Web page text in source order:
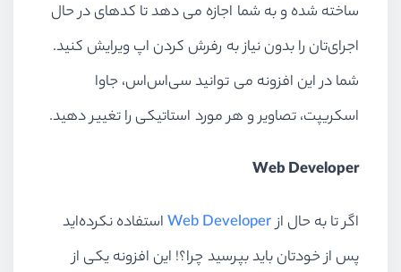
ساخته شده و به شما اجازه می دهد تا کدهای در حال
اجرای‌تان را بدون نیاز به رفرش کردن اپ ویرایش کنید.
شما در این افزونه می توانید سی‌اس‌اس، جاوا
اسکریپت، تصاویر و هر مورد استاتیکی را تغییر دهید.
Web Developer
اگر تا به حال ازWeb Developerاستفاده نکرده‌اید
پس از خودتان باید بپرسید چرا؟! این افزونه یکی از